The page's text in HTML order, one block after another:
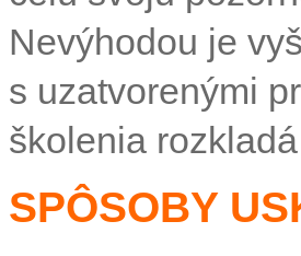
Nevýhodou je
s uzatvorenými
školenia
SPÔSOBY